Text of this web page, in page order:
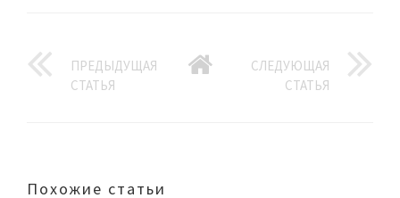
ПРЕДЫДУЩАЯ
СТАТЬЯ
СЛЕДУЮЩАЯ
СТАТЬЯ
Похожие статьи